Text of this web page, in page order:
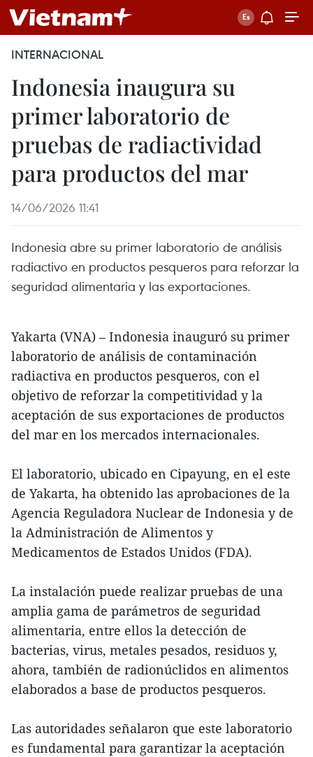
INTERNACIONAL
Indonesia inaugura su
primer laboratorio de
pruebas de radiactividad
para productos del mar
14/06/2026 11:41
Indonesia abre su primer laboratorio de análisis
radiactivo en productos pesqueros para reforzar la
seguridad alimentaria y las exportaciones.
Yakarta (VNA) – Indonesia inauguró su primer
laboratorio de análisis de contaminación
radiactiva en productos pesqueros, con el
objetivo de reforzar la competitividad y la
aceptación de sus exportaciones de productos
del mar en los mercados internacionales.
El laboratorio, ubicado en Cipayung, en el este
de Yakarta, ha obtenido las aprobaciones de la
Agencia Reguladora Nuclear de Indonesia y de
la Administración de Alimentos y
Medicamentos de Estados Unidos (FDA).
La instalación puede realizar pruebas de una
amplia gama de parámetros de seguridad
alimentaria, entre ellos la detección de
bacterias, virus, metales pesados, residuos y,
ahora, también de radionúclidos en alimentos
elaborados a base de productos pesqueros.
Las autoridades señalaron que este laboratorio
es fundamental para garantizar la aceptación